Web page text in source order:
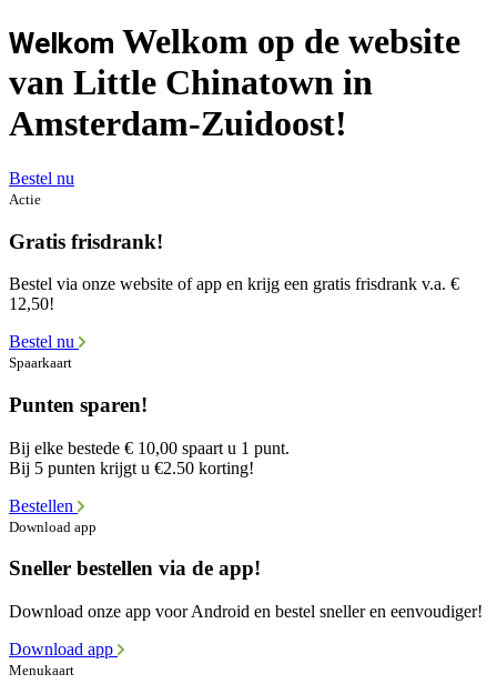
Welkom Welkom op de website
van Little Chinatown in
Amsterdam-Zuidoost!
Bestel nu
Actie
Gratis frisdrank!
Bestel via onze website of app en krijg een gratis frisdrank v.a. €
12,50!
Bestel nu
Spaarkaart
Punten sparen!
Bij elke bestede € 10,00 spaart u 1 punt.
Bij 5 punten krijgt u €2.50 korting!
Bestellen
Download app
Sneller bestellen via de app!
Download onze app voor Android en bestel sneller en eenvoudiger!
Download app
Menukaart